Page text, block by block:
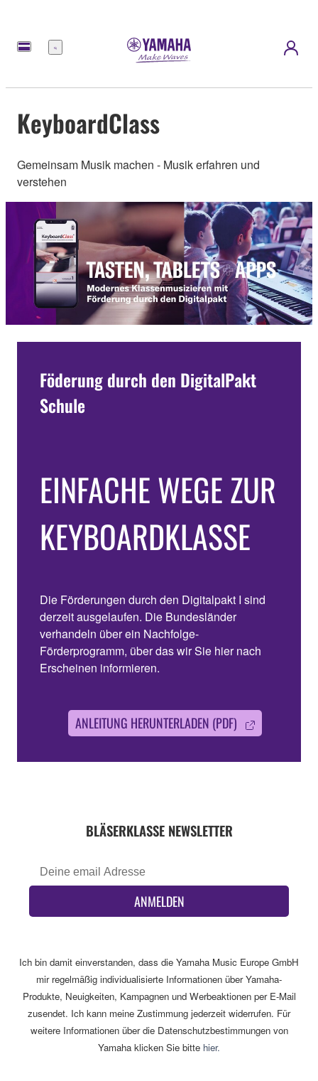
Menü
KeyboardClass
Gemeinsam Musik machen - Musik erfahren und
verstehen
Föderung durch den DigitalPakt
Schule
EINFACHE WEGE ZUR
KEYBOARDKLASSE
Die Förderungen durch den Digitalpakt I sind
derzeit ausgelaufen. Die Bundesländer
verhandeln über ein Nachfolge-
Förderprogramm, über das wir Sie hier nach
Erscheinen informieren.
ANLEITUNG HERUNTERLADEN (PDF)
BLÄSERKLASSE NEWSLETTER
ANMELDEN
Ich bin damit einverstanden, dass die Yamaha Music Europe GmbH
mir regelmäßig individualisierte Informationen über Yamaha-
Produkte, Neuigkeiten, Kampagnen und Werbeaktionen per E-Mail
zusendet. Ich kann meine Zustimmung jederzeit widerrufen. Für
weitere Informationen über die Datenschutzbestimmungen von
Yamaha klicken Sie bitte hier.